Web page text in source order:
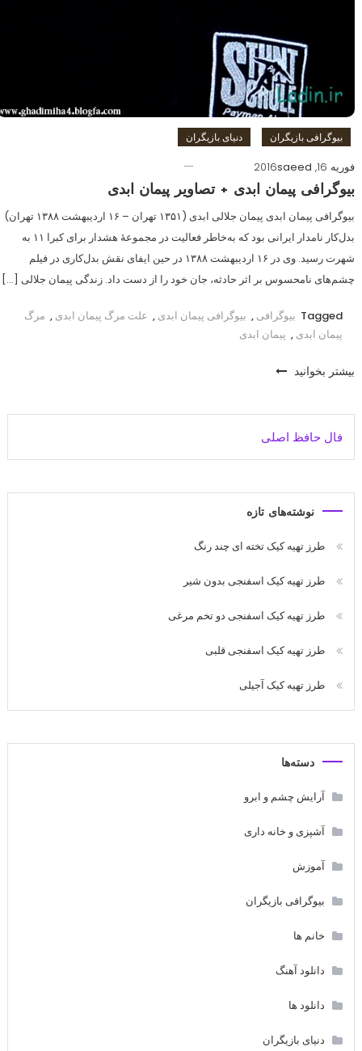
بیوگرافی بازیگران دنیای بازیگران
فوریه 16, 2016
saeed
بیوگرافی پیمان ابدی + تصاویر پیمان ابدی
بیوگرافی پیمان ابدی پیمان جلالی ابدی (۱۳۵۱ تهران – ۱۶ اردیبهشت ۱۳۸۸ تهران)
بدل‌کار نامدار ایرانی بود که به‌خاطر فعالیت در مجموعهٔ هشدار برای کبرا ۱۱ به
شهرت رسید. وی در ۱۶ اردیبهشت ۱۳۸۸ در حین ایفای نقش بدل‌کاری در فیلم
چشم‌های نامحسوس بر اثر حادثه، جان خود را از دست داد. زندگی پیمان جلالی […]
Tagged بیوگرافی , بیوگرافی پیمان ابدی , علت مرگ پيمان ابدی , مرگ
پيمان ابدی , پیمان ابدی
بیشتر بخوانید
فال حافظ اصلی
نوشته‌های تازه
طرز تهیه کیک تخته ای چند رنگ
طرز تهیه کیک اسفنجی بدون شیر
طرز تهیه کیک اسفنجی دو تخم مرغی
طرز تهیه کیک اسفنجی قلبی
طرز تهیه کیک آجیلی
دسته‌ها
آرایش چشم و ابرو
آشپزی و خانه داری
آموزش
بیوگرافی بازیگران
خانم ها
دانلود آهنگ
دانلود ها
دنیای بازیگران